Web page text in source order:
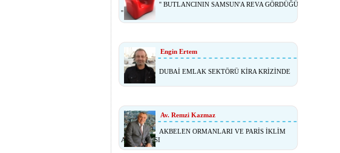
'' BUTLANCININ SAMSUN'A REVA GÖRDÜĞÜ
''
Engin Ertem
DUBAİ EMLAK SEKTÖRÜ KİRA KRİZİNDE
Av. Remzi Kazmaz
AKBELEN ORMANLARI VE PARİS İKLİM
ANLAŞMASI